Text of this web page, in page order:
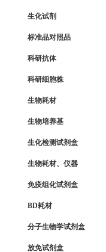
生化试剂
标准品对照品
科研抗体
科研细胞株
生物耗材
生物培养基
生化检测试剂盒
生物耗材、仪器
免疫组化试剂盒
BD耗材
分子生物学试剂盒
放免试剂盒